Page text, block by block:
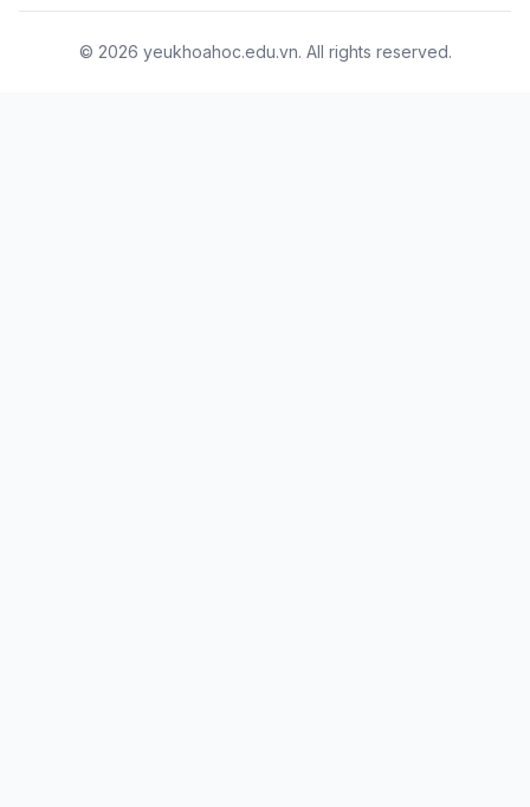
© 2026 yeukhoahoc.edu.vn. All rights reserved.